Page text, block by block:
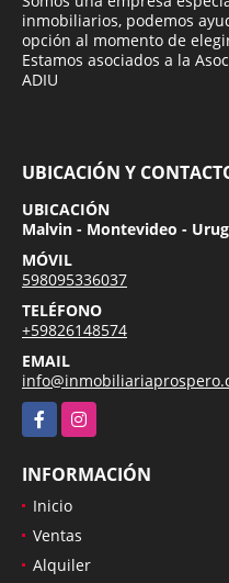
inmobiliarios, podemos
opción al momento de
Estamos asociados a la
ADIU
UBICACIÓN Y
UBICACIÓN
Malvin - Montevideo -
MÓVIL
598095336037
TELÉFONO
+59826148574
EMAIL
FacebookInstagram
INFORMACIÓN
Inicio
Ventas
Alquiler